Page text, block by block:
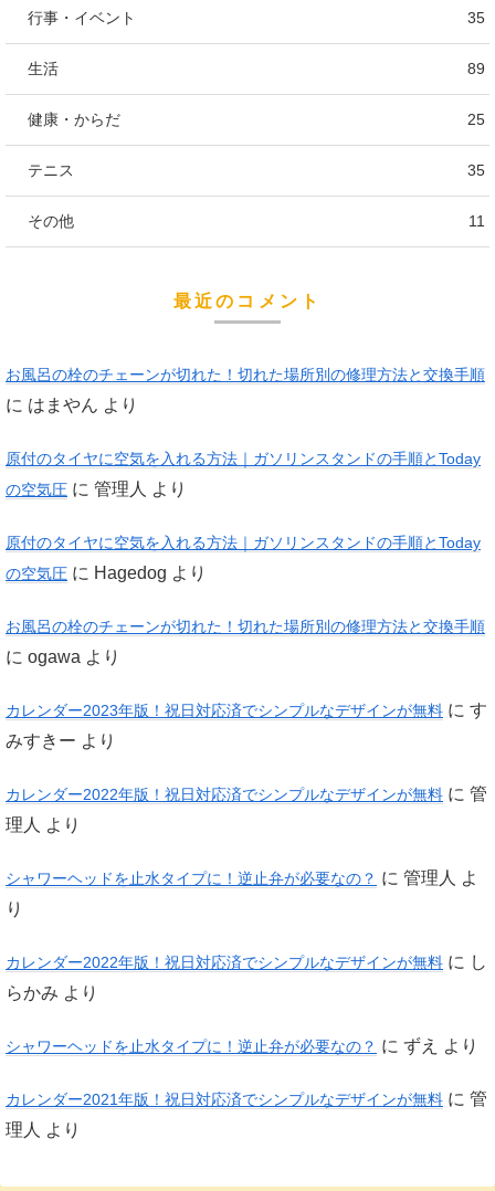
行事・イベント 35
生活 89
健康・からだ 25
テニス 35
その他 11
最近のコメント
お風呂の栓のチェーンが切れた！切れた場所別の修理方法と交換手順
に はまやん より
原付のタイヤに空気を入れる方法｜ガソリンスタンドの手順とToday
の空気圧 に 管理人 より
原付のタイヤに空気を入れる方法｜ガソリンスタンドの手順とToday
の空気圧 に Hagedog より
お風呂の栓のチェーンが切れた！切れた場所別の修理方法と交換手順
に ogawa より
カレンダー2023年版！祝日対応済でシンプルなデザインが無料 に す
みすきー より
カレンダー2022年版！祝日対応済でシンプルなデザインが無料 に 管
理人 より
シャワーヘッドを止水タイプに！逆止弁が必要なの？ に 管理人 よ
り
カレンダー2022年版！祝日対応済でシンプルなデザインが無料 に し
らかみ より
シャワーヘッドを止水タイプに！逆止弁が必要なの？ に ずえ より
カレンダー2021年版！祝日対応済でシンプルなデザインが無料 に 管
理人 より